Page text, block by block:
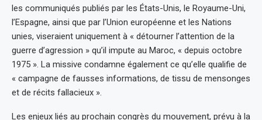
les communiqués publiés par les États-Unis, le Royaume-Uni,
l’Espagne, ainsi que par l’Union européenne et les Nations
unies, viseraient uniquement à « détourner l’attention de la
guerre d’agression » qu’il impute au Maroc, « depuis octobre
1975 ». La missive condamne également ce qu’elle qualifie de
« campagne de fausses informations, de tissu de mensonges
et de récits fallacieux ».
Les enjeux liés au prochain congrès du mouvement, prévu à la